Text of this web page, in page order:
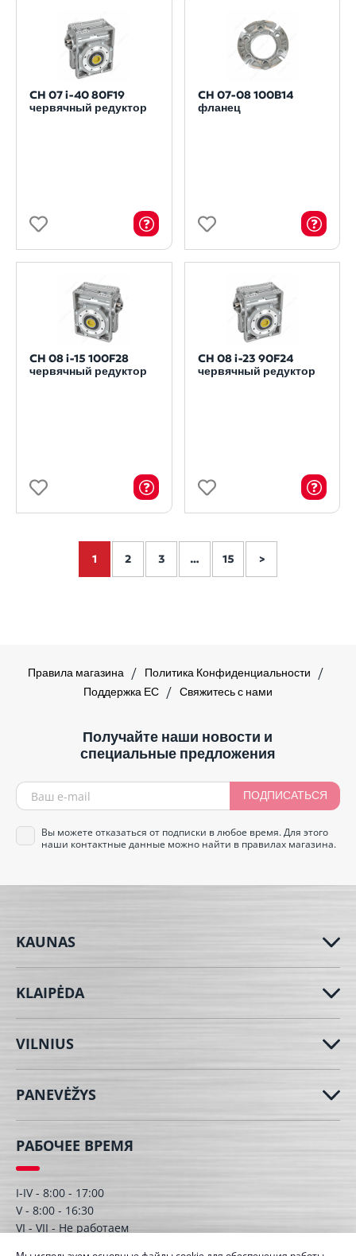
CH 07 i-40 80F19
червячный редуктор
CH 07-08 100B14
фланец
CH 08 i-15 100F28
червячный редуктор
CH 08 i-23 90F24
червячный редуктор
1 2 3 … 15 >
Правила магазина
Политика Конфиденциальности
Поддержка ЕС
Свяжитесь с нами
Получайте наши новости и
специальные предложения
ПОДПИСАТЬСЯ
Вы можете отказаться от подписки в любое время. Для этого
наши контактные данные можно найти в правилах магазина.
KAUNAS
KLAIPĖDA
VILNIUS
PANEVĖŽYS
РАБОЧЕЕ ВРЕМЯ
I-IV - 8:00 - 17:00
V - 8:00 - 16:30
VI - VII - Hе работаем